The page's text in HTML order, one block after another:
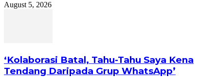
August 5, 2026
‘Kolaborasi Batal, Tahu-Tahu Saya Kena
Tendang Daripada Grup WhatsApp’